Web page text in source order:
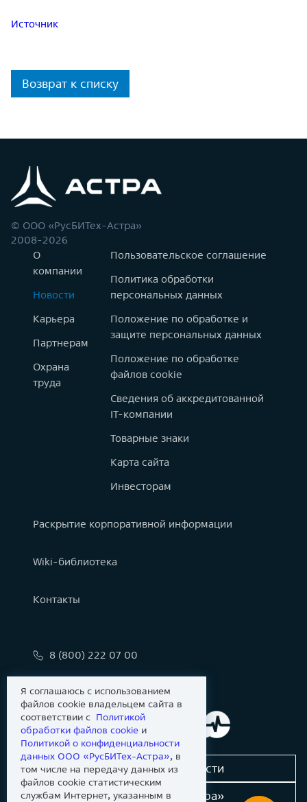
Источник
Возврат к списку
© ООО «РусБИТех-Астра»
2008-2026
О
компании
Новости
Карьера
Партнерам
Охрана
труда
Пользовательское соглашение
Политика обработки
персональных данных
Положение по обработке и
защите персональных данных
Положение по обработке
файлов cookie
Сведения об аккредитованной
IT-компании
Товарные знаки
Карта сайта
Инвесторам
Раскрытие корпоративной информации
Wiki-библиотека
Контакты
8 (800) 222 07 00
Сообщить об уязвимости
Новости «Группы Астра»
Я соглашаюсь с использованием
файлов cookie владельцем сайта в
соответствии с Политикой
обработки файлов сookie и
Политикой о конфиденциальности
данных ООО «РусБИТех-Астра», в
том числе на передачу данных из
файлов cookie статистическим
службам Интернет, указанным в